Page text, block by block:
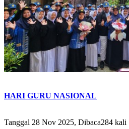
HARI GURU NASIONAL
Tanggal 28 Nov 2025, Dibaca284 kali